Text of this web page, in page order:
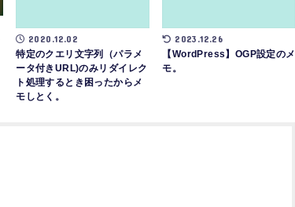
2020.12.02
特定のクエリ文字列（パラメ
ータ付きURL)のみリダイレク
ト処理するとき困ったからメ
モしとく。
2023.12.26
【WordPress】OGP設定のメ
モ。